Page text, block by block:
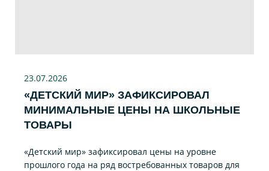
23.07.2026
«ДЕТСКИЙ МИР» ЗАФИКСИРОВАЛ
МИНИМАЛЬНЫЕ ЦЕНЫ НА ШКОЛЬНЫЕ
ТОВАРЫ
«Детский мир» зафиксировал цены на уровне
прошлого года на ряд востребованных товаров для